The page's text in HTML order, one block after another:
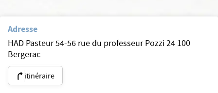
Adresse
HAD Pasteur 54-56 rue du professeur Pozzi 24 100
Bergerac
itinéraire